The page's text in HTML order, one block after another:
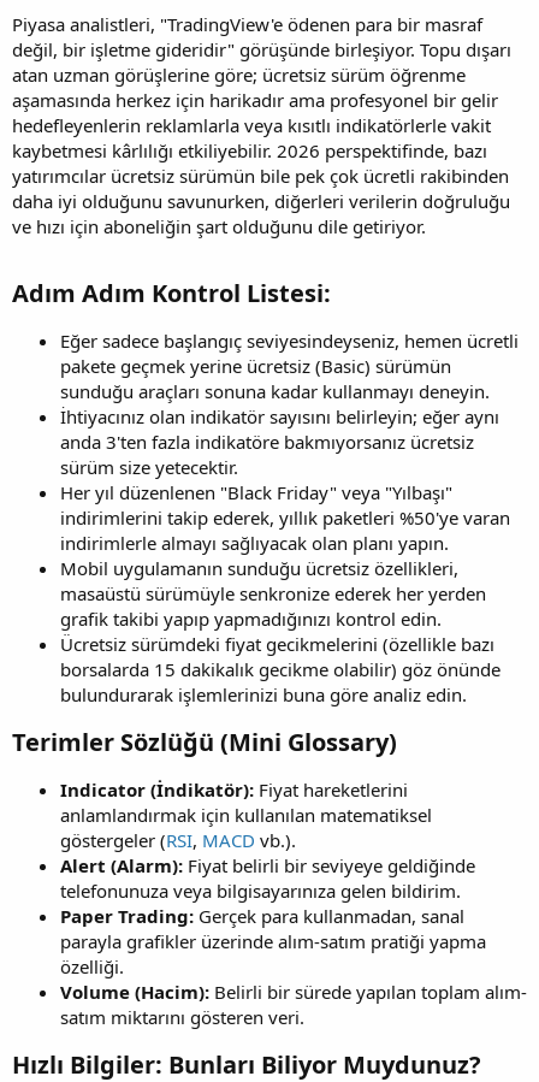
Piyasa analistleri, "TradingView'e ödenen para bir masraf
değil, bir işletme gideridir" görüşünde birleşiyor. Topu dışarı
atan uzman görüşlerine göre; ücretsiz sürüm öğrenme
aşamasında herkez için harikadır ama profesyonel bir gelir
hedefleyenlerin reklamlarla veya kısıtlı indikatörlerle vakit
kaybetmesi kârlılığı etkiliyebilir. 2026 perspektifinde, bazı
yatırımcılar ücretsiz sürümün bile pek çok ücretli rakibinden
daha iyi olduğunu savunurken, diğerleri verilerin doğruluğu
ve hızı için aboneliğin şart olduğunu dile getiriyor.
Adım Adım Kontrol Listesi:​
Eğer sadece başlangıç seviyesindeyseniz, hemen ücretli
pakete geçmek yerine ücretsiz (Basic) sürümün
sunduğu araçları sonuna kadar kullanmayı deneyin.
İhtiyacınız olan indikatör sayısını belirleyin; eğer aynı
anda 3'ten fazla indikatöre bakmıyorsanız ücretsiz
sürüm size yetecektir.
Her yıl düzenlenen "Black Friday" veya "Yılbaşı"
indirimlerini takip ederek, yıllık paketleri %50'ye varan
indirimlerle almayı sağlıyacak olan planı yapın.
Mobil uygulamanın sunduğu ücretsiz özellikleri,
masaüstü sürümüyle senkronize ederek her yerden
grafik takibi yapıp yapmadığınızı kontrol edin.
Ücretsiz sürümdeki fiyat gecikmelerini (özellikle bazı
borsalarda 15 dakikalık gecikme olabilir) göz önünde
bulundurarak işlemlerinizi buna göre analiz edin.
Terimler Sözlüğü (Mini Glossary)​
Indicator (İndikatör): Fiyat hareketlerini
anlamlandırmak için kullanılan matematiksel
göstergeler (RSI, MACD vb.).
Alert (Alarm): Fiyat belirli bir seviyeye geldiğinde
telefonunuza veya bilgisayarınıza gelen bildirim.
Paper Trading: Gerçek para kullanmadan, sanal
parayla grafikler üzerinde alım-satım pratiği yapma
özelliği.
Volume (Hacim): Belirli bir sürede yapılan toplam alım-
satım miktarını gösteren veri.
Hızlı Bilgiler: Bunları Biliyor Muydunuz?​